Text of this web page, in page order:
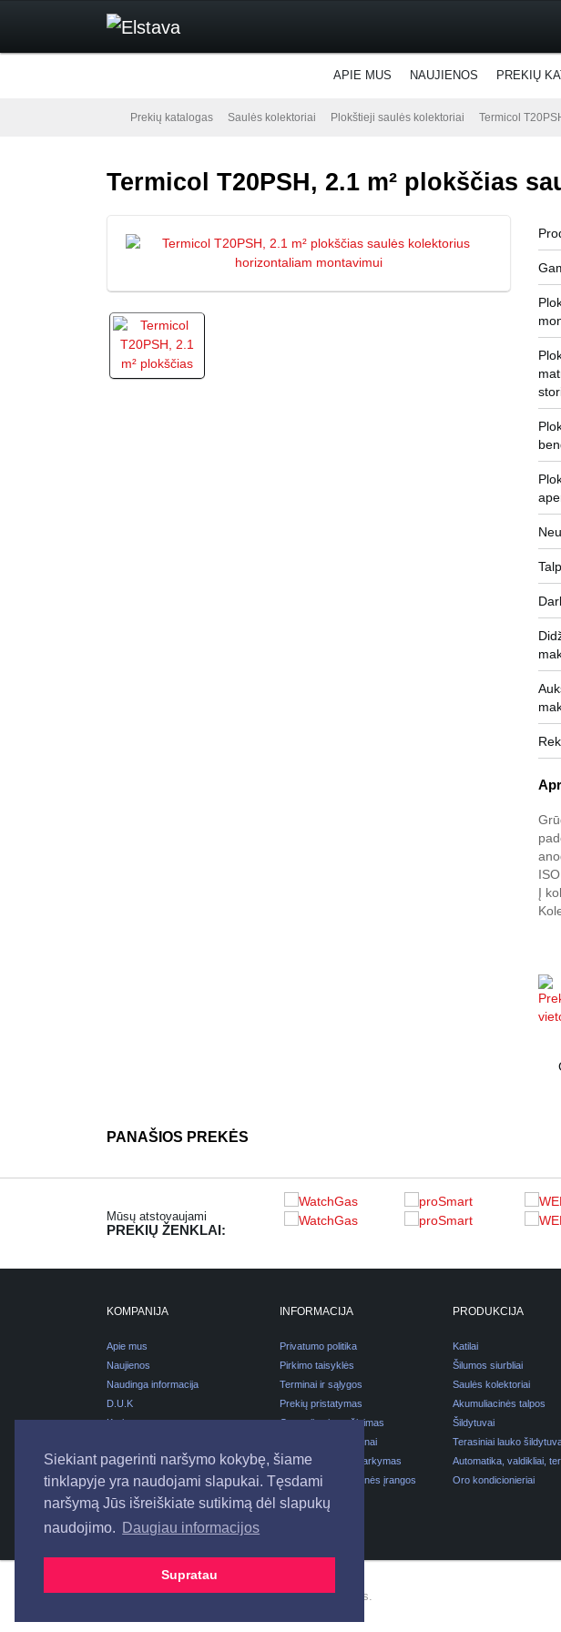
Siekiant pagerinti naršymo kokybę, šiame
tinklapyje yra naudojami slapukai. Tęsdami
naršymą Jūs išreiškiate sutikimą dėl slapukų
naudojimo. Daugiau informacijos
Supratau
APIE MUS NAUJIENOS PREKIŲ
Prekių katalogas Saulės kolektoriai Plokštieji saulės kolektoriai Termicol
Termicol T20PSH, 2.1 m² plokščias
Į
PANAŠIOS PREKĖS
Mūsų atstovaujami
PREKIŲ ŽENKLAI:
KOMPANIJA
Apie mus
Naujienos
Naudinga informacija
D.U.K
Karjera
INFORMACIJA
Privatumo politika
Pirkimo taisyklės
Terminai ir sąlygos
Prekių pristatymas
Garantijos ir grąžinimas
Pirkimas išsimokėtinai
Pakuočių atliekų tvarkymas
Elektros ir elektroninės įrangos
atliekų tvarkymas
PRODUKCIJA
Katilai
Šilumos siurbliai
Saulės kolektoriai
Akumuliacinės talpos
Šildytuvai
Terasiniai lauko
Automatika, valdikliai,
Oro kondicionieriai
© 2026 UAB "ELSTAVA". Visos teisės saugomos.